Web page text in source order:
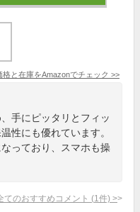
格と在庫をAmazonでチェック >>
手にピッタリとフィッ
性にも優れています。
っており、スマホも操
てのおすすめコメント (1 件) >